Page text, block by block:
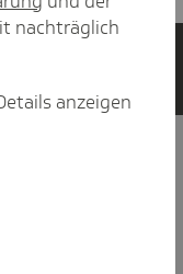
nachträglich
anzeigen